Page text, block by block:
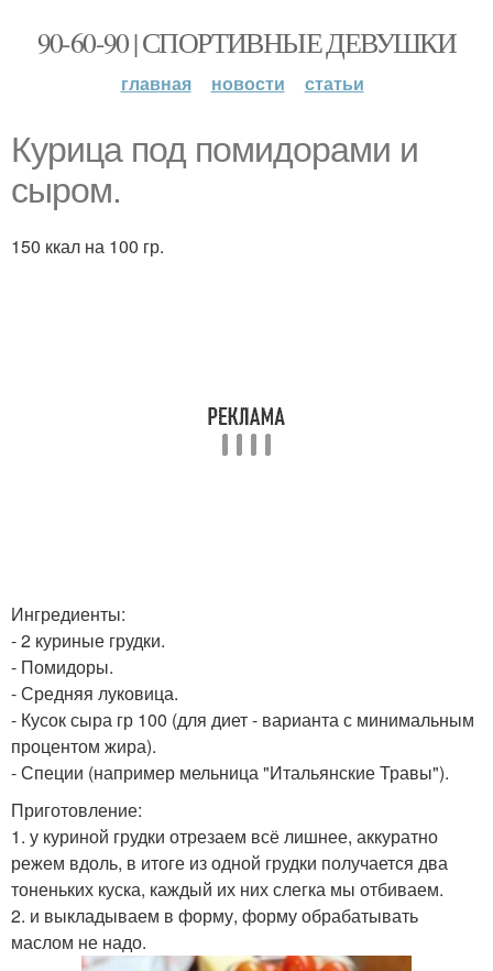
90-60-90 | СПОРТИВНЫЕ ДЕВУШКИ
главная новости статьи
Курица под помидорами и
сыром.
150 ккал на 100 гр.
Ингредиенты:
- 2 куриные грудки.
- Помидоры.
- Средняя луковица.
- Кусок сыра гр 100 (для диет - варианта с минимальным
процентом жира).
- Специи (например мельница "Итальянские Травы").
Приготовление:
1. у куриной грудки отрезаем всё лишнее, аккуратно
режем вдоль, в итоге из одной грудки получается два
тоненьких куска, каждый их них слегка мы отбиваем.
2. и выкладываем в форму, форму обрабатывать
маслом не надо.